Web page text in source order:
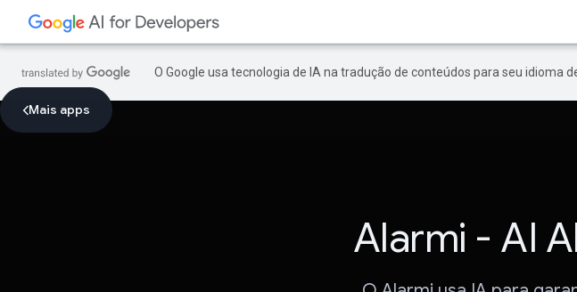
O Google usa tecnologia de IA na tradução de conteúdos para seu idioma
Mais apps
Alarmi - AI